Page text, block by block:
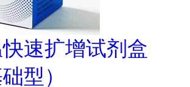
速扩增试剂盒
型）